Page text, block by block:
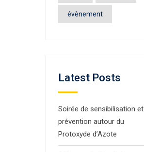
évènement
Latest Posts
Soirée de sensibilisation et
prévention autour du
Protoxyde d’Azote